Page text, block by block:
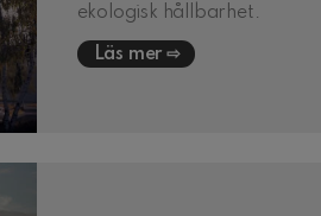
ekologisk hållbarhet.
Läs mer